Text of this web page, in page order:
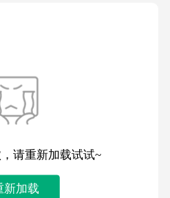
请重新加载试试~
新加载